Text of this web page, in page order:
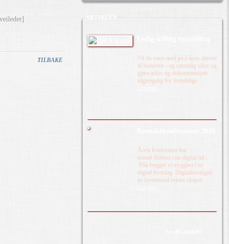
TILBAKE
ARTIKLER
Vil du være med på å åpne dørene
til historien - og samtidig sikre og
gjøre arkiv og dokumentasjon
tilgjengelig for fremtidige
Årets konferanse har
temaet Robust i en digital tid –
Slik bygger vi trygghet i en
digital hverdag. Digitaliseringen
av kommunal sektor skaper